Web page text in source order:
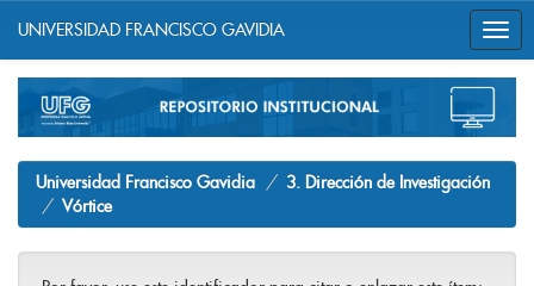
navigation
UNIVERSIDAD FRANCISCO GAVIDIA
Universidad Francisco Gavidia
3. Dirección de Investigación
Vórtice